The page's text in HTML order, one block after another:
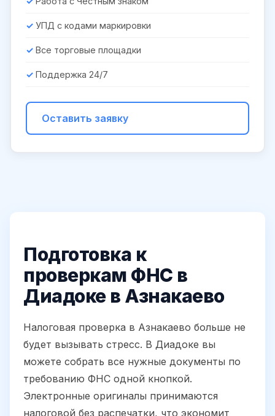
УПД с кодами маркировки
Все торговые площадки
Поддержка 24/7
Оставить заявку
Подготовка к
проверкам ФНС в
Диадоке в Азнакаево
Налоговая проверка в Азнакаево больше не
будет вызывать стресс. В Диадоке вы
можете собрать все нужные документы по
требованию ФНС одной кнопкой.
Электронные оригиналы принимаются
налоговой без распечатки, что экономит